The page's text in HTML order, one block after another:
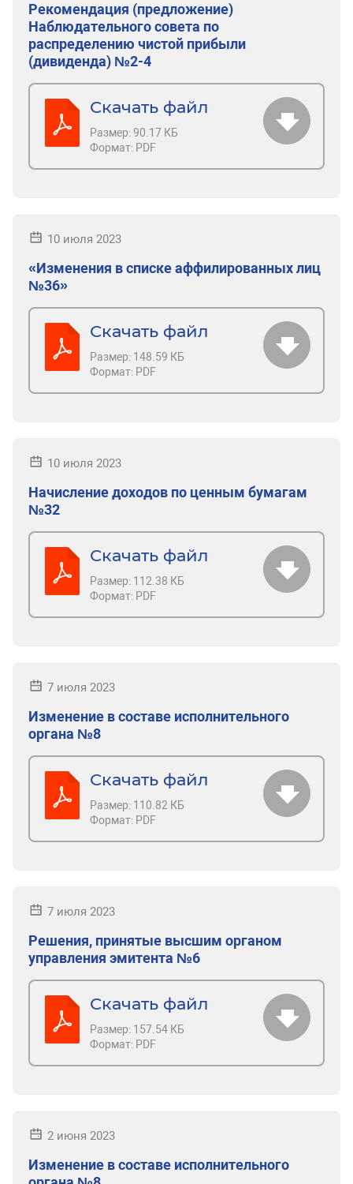
Рекомендация (предложение)
Наблюдательного совета по
распределению чистой прибыли
(дивиденда) №2-4
Скачать файл
Размер:90.17 КБ
Формат: PDF
10 июля 2023
«Изменения в списке аффилированных лиц
№36»
Скачать файл
Размер: 148.59 КБ
Формат: PDF
10 июля 2023
Начисление доходов по ценным бумагам
№32
Скачать файл
Размер: 112.38 КБ
Формат: PDF
7 июля 2023
Изменение в составе исполнительного
органа №8
Скачать файл
Размер: 110.82 КБ
Формат: PDF
7 июля 2023
Решения, принятые высшим органом
управления эмитента №6
Скачать файл
Размер: 157.54 КБ
Формат: PDF
2 июня 2023
Изменение в составе исполнительного